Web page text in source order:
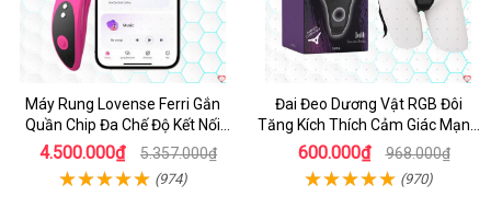
Máy Rung Lovense Ferri Gắn
Quần Chip Đa Chế Độ Kết Nối
App
4.500.000₫ 5.357.000₫
(974)
Đai Đeo Dương Vật RGB Đôi
Tăng Kích Thích Cảm Giác Mạnh
Mẽ
600.000₫ 968.000₫
(970)